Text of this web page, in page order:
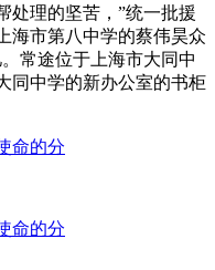
处理的坚苦，”统一批援
海市第八中学的蔡伟昊众
常途位于上海市大同中
同中学的新办公室的书柜
命的分
命的分